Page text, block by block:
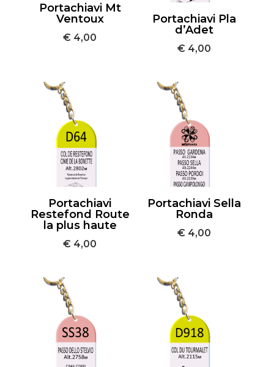
Portachiavi Mt
Ventoux
€ 4,00
Portachiavi Pla
d’Adet
€ 4,00
Portachiavi
Restefond Route
la plus haute
€ 4,00
Portachiavi Sella
Ronda
€ 4,00